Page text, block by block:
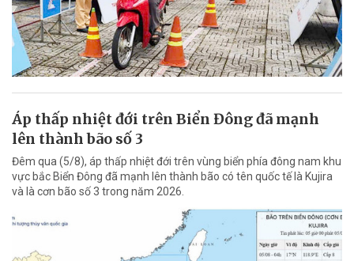
Áp thấp nhiệt đới trên Biển Đông đã mạnh
lên thành bão số 3
Đêm qua (5/8), áp thấp nhiệt đới trên vùng biển phía đông nam khu
vực bắc Biển Đông đã mạnh lên thành bão có tên quốc tế là Kujira
và là cơn bão số 3 trong năm 2026.